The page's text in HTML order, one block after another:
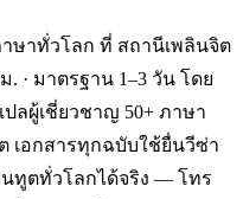
ษาทั่วโลก ที่ สถานีเพลินจิต
. · มาตรฐาน 1–3 วัน โดย
ลผู้เชี่ยวชาญ 50+ ภาษา
เอกสารทุกฉบับใช้ยื่นวีซ่า
นทูตทั่วโลกได้จริง — โทร